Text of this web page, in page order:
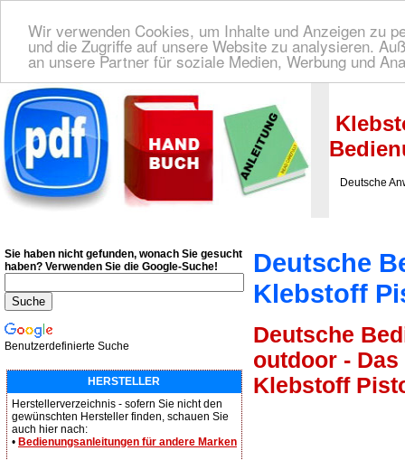
Wir verwenden Cookies, um Inhalte und Anzeigen zu
und die Zugriffe auf unsere Website zu analysieren.
an unsere Partner für soziale Medien, Werbung und
Deutsche Bedienungsanleitung Downloaden | Wir finden für Sie das deutsches
Deutsche
Deutsche
Klebstoff
Deutsche
outdoor -
Klebstoff
Sie haben nicht gefunden, wonach Sie gesucht
haben? Verwenden Sie die Google-Suche!
Benutzerdefinierte Suche
HERSTELLER
Herstellerverzeichnis - sofern Sie nicht den
gewünschten Hersteller finden, schauen Sie
auch hier nach:
• Bedienungsanleitungen für andere Marken